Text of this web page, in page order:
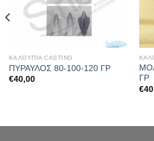
ΚΑΛΟΥΠΙΑ CASTING
ΠΥΡΑΥΛΟΣ 80-100-120 ΓΡ
€40,00
ΓΡ
€